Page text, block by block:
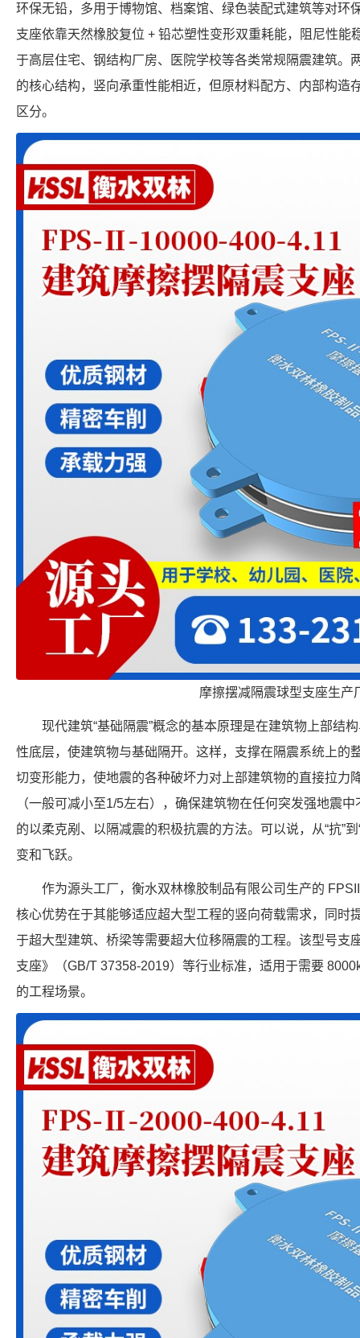
环保无铅，多用于博物馆、档案馆、绿色装配式建筑等对环
支座依靠天然橡胶复位 + 铅芯塑性变形双重耗能，阻尼性能
于高层住宅、钢结构厂房、医院学校等各类常规隔震建筑。
的核心结构，竖向承重性能相近，但原材料配方、内部构造
区分。
摩擦摆减隔震球型支座生产
现代建筑“基础隔震”概念的基本原理是在建筑物上部结
性底层，使建筑物与基础隔开。这样，支撑在隔震系统上的
切变形能力，使地震的各种破坏力对上部建筑物的直接拉力
（一般可减小至1/5左右），确保建筑物在任何突发强地震
的以柔克剐、以隔减震的积极抗震的方法。可以说，从“抗”
变和飞跃。
作为源头工厂，衡水双林橡胶制品有限公司生产的
核心优势在于其能够适应超大型工程的竖向荷载需求，同时
于超大型建筑、桥梁等需要超大位移隔震的工程。该型号支
支座》（GB/T 37358-2019）等行业标准，适用于需要
的工程场景。